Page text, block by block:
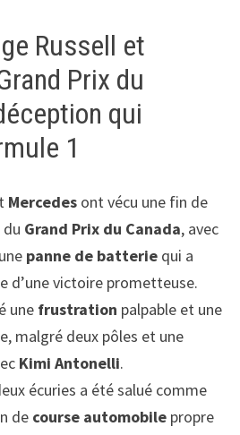
Russell et
Prix du
qui
1
Mercedesont vécu une fin de
Grand Prix du Canada, avec
panne de batteriequi a
d’une victoire prometteuse.
une frustration palpable et une
malgré deux pôles et une
Kimi Antonelli.
écuries a été salué comme
de course automobilepropre